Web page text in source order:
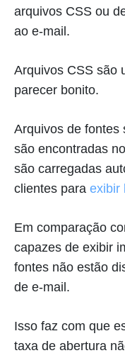
arquivos CSS ou
ao e-mail.
Arquivos CSS são
parecer bonito.
Arquivos de fontes
são encontradas
são carregadas
clientes para exibir
Em comparação
capazes de exibir
fontes não estão
de e-mail.
Isso faz com que
taxa de abertura